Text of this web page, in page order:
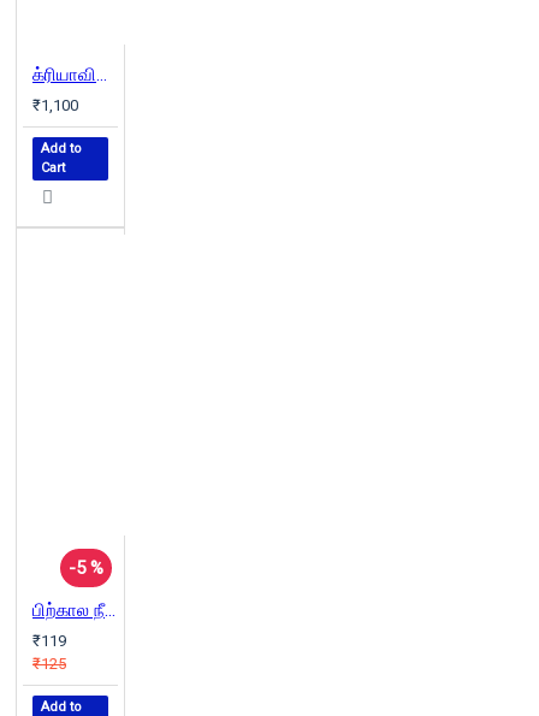
க்ரியாவின் தற்காலத் தமிழ் அகராதி
₹1,100
Add to
Cart
-5 %
பிற்கால நீதி இலக்கிய வரலாறு
₹119
₹125
Add to